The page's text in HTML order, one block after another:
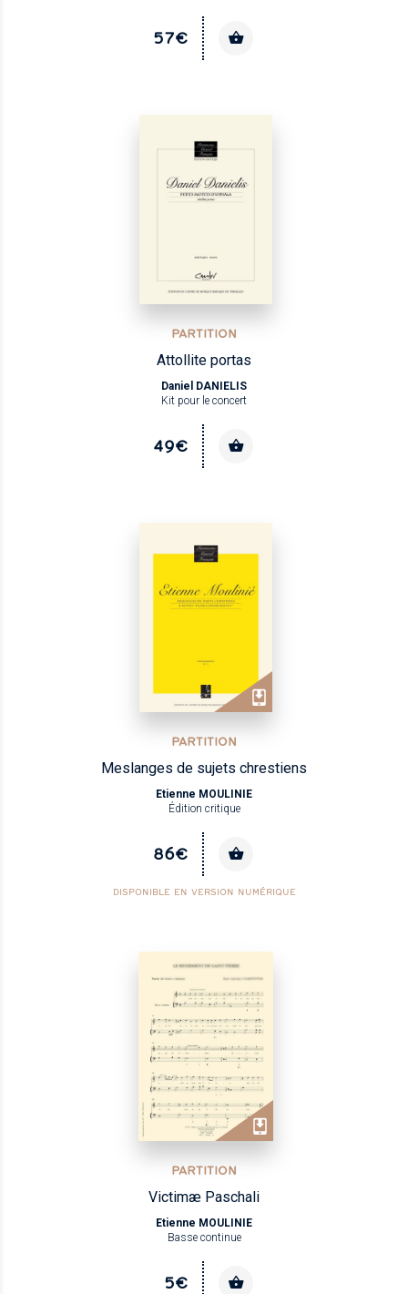
57€
PARTITION
Attollite portas
Daniel DANIELIS
Kit pour le concert
49€
PARTITION
Meslanges de sujets chrestiens
Etienne MOULINIE
Édition critique
86€
DISPONIBLE EN VERSION NUMÉRIQUE
PARTITION
Victimæ Paschali
Etienne MOULINIE
Basse continue
5€